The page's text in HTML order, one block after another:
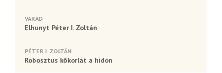
VÁRAD
Elhunyt Péter I. Zoltán
PÉTER I. ZOLTÁN
Robosztus kőkorlát a hídon